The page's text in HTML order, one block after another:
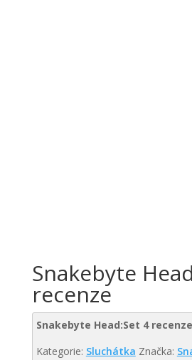
Snakebyte
recenze
Snakebyte Head:Set 4 recenze
Kategorie: Sluchátka Značka: